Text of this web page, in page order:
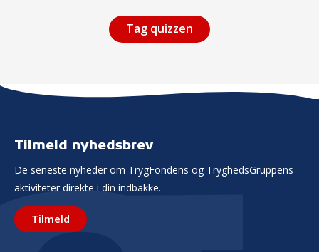
Tag quizzen
Tilmeld nyhedsbrev
De seneste nyheder om TrygFondens og TryghedsGruppens
aktiviteter direkte i din indbakke.
Tilmeld